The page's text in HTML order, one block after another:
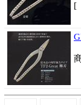
[